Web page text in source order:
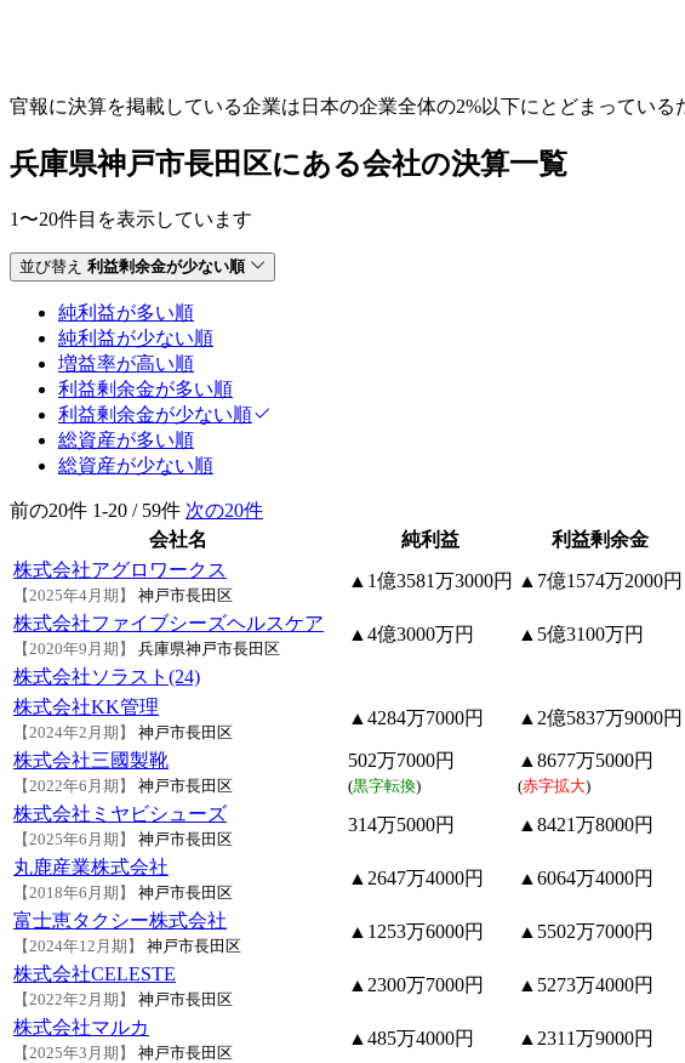
官報に決算を掲載している企業は日本の企業全体の2%以下にとどまってい
兵庫県神戸市長田区にある会社の決算一覧
1〜20件目を表示しています
並び替え 利益剰余金が少ない順
純利益が多い順
純利益が少ない順
増益率が高い順
利益剰余金が多い順
利益剰余金が少ない順
総資産が多い順
総資産が少ない順
前の20件 1-20 / 59件 次の20件
会社名
純利益 利益剰余金
株式会社アグロワークス
【2025年4月期】 神戸市長田区
▲1億3581万3000円 ▲7億1574万2000円
株式会社ファイブシーズヘルスケア
【2020年9月期】 兵庫県神戸市長田区
▲4億3000万円 ▲5億3100万円
株式会社ソラスト(24)
株式会社KK管理
【2024年2月期】 神戸市長田区
▲4284万7000円 ▲2億5837万9000円
株式会社三國製靴
【2022年6月期】 神戸市長田区
502万7000円
(黒字転換)
▲8677万5000円
(赤字拡大)
株式会社ミヤビシューズ
【2025年6月期】 神戸市長田区
314万5000円 ▲8421万8000円
丸鹿産業株式会社
【2018年6月期】 神戸市長田区
▲2647万4000円 ▲6064万4000円
富士恵タクシー株式会社
【2024年12月期】 神戸市長田区
▲1253万6000円 ▲5502万7000円
株式会社CELESTE
【2022年2月期】 神戸市長田区
▲2300万7000円 ▲5273万4000円
株式会社マルカ
【2025年3月期】 神戸市長田区
▲485万4000円 ▲2311万9000円